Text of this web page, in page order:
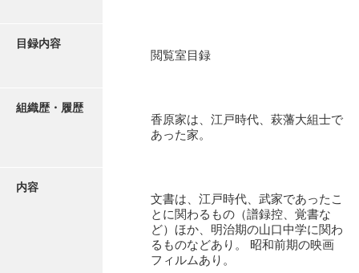
荒瀬家文書（防府市）
阿武家文書（美祢市）
阿武家文書(美祢市２)
阿武孝太郎文書
目録内容
閲覧室目録
組織歴・履歴
香原家は、江戸時代、萩藩大組士で
あった家。
内容
文書は、江戸時代、武家であったこ
とに関わるもの（譜録控、覚書な
ど）ほか、明治期の山口中学に関わ
るものなどあり。 昭和前期の映画
フィルムあり。